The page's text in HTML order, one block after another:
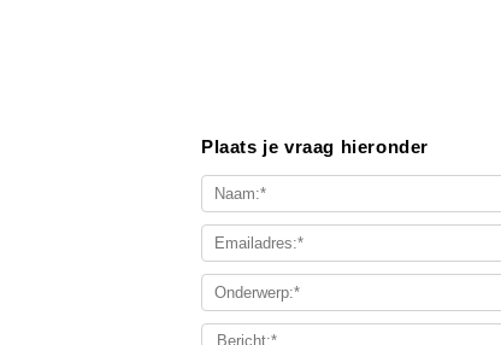
Plaats je vraag hieronder